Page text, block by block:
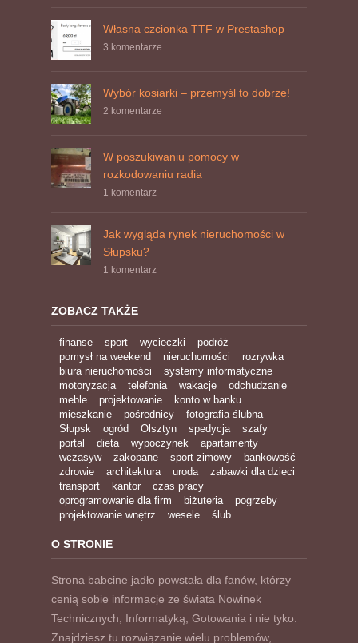
Własna czcionka TTF w Prestashop
3 komentarze
Wybór kosiarki – przemyśl to dobrze!
2 komentarze
W poszukiwaniu pomocy w
rozkodowaniu radia
1 komentarz
Jak wygląda rynek nieruchomości w
Słupsku?
1 komentarz
ZOBACZ TAKŻE
finanse sport wycieczki
podróż
pomysł na weekend
nieruchomości
rozrywka
biura nieruchomości
systemy informatyczne
motoryzacja
telefonia wakacje
odchudzanie
meble
projektowanie
konto w banku
mieszkanie
pośrednicy
fotografia ślubna
Słupsk
ogród Olsztyn spedycja
szafy
portal
dieta wypoczynek
apartamenty
wczasyw
zakopane sport zimowy
bankowość
zdrowie
architektura uroda
zabawki dla dzieci
transport
kantor
czas pracy
oprogramowanie dla firm
biżuteria
pogrzeby
projektowanie wnętrz
wesele ślub
O STRONIE
Strona babcine jadło powstała dla fanów, którzy
cenią sobie informacje ze świata Nowinek
Technicznych, Informatyką, Gotowania i nie tyko.
Znajdziesz tu rozwiązanie wielu problemów,